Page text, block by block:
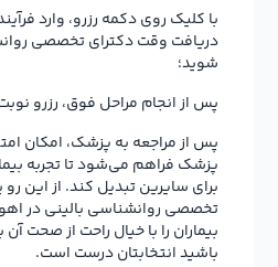
با کلیک روی دکمه رزرو، وارد
دریافت وقت دکترای تخصصی
شوید؛
پس از انجام مراحل فوق، رزرو
پس از مراجعه به پزشک، امکان
پزشک فراهم می‌شود تا تجربه
برای سایرین تبدیل کند. از این
تخصصی روانشناسی بالینی در
بیماران را با خیال راحت از صحت
باشید انتخابتان درست است.